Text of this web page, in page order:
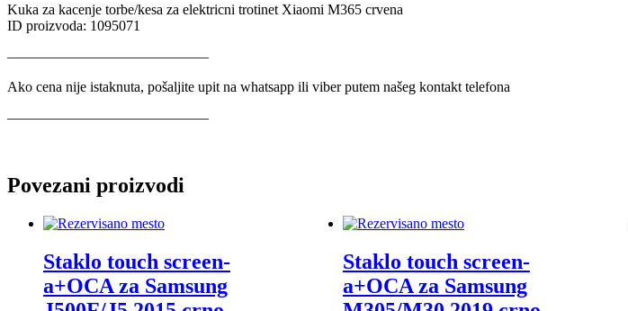
Kuka za kacenje torbe/kesa za elektricni trotinet Xiaomi M365 crvena
ID proizvoda: 1095071
——————————————
Ako cena nije istaknuta, pošaljite upit na whatsapp ili viber putem našeg kontakt telefona
——————————————
Povezani proizvodi
Staklo touch screen-
a+OCA za Samsung
Staklo touch screen-
a+OCA za Samsung